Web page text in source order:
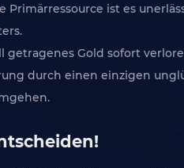
ist es
Gold sofort
durch einen einzigen